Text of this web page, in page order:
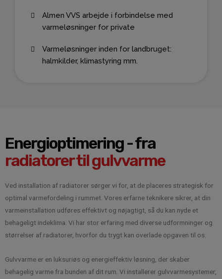
Almen VVS arbejde i forbindelse med
varmeløsninger for private
Varmeløsninger inden for landbruget:
halmkilder, klimastyring mm.
Energioptimering - fra
radiatorer til gulvvarme
Ved installation af radiatorer sørger vi for, at de placeres strategisk for
optimal varmefordeling i rummet. Vores erfarne teknikere sikrer, at din
varmeinstallation udføres effektivt og nøjagtigt, så du kan nyde et
behageligt indeklima. Vi har stor erfaring med diverse udformninger og
størrelser af radiatorer, hvorfor du trygt kan overlade opgaven til os.
Gulvvarme er en luksuriøs og energieffektiv løsning, der skaber
behagelig varme fra bunden af dit rum. Vi installerer gulvvarmesystemer,